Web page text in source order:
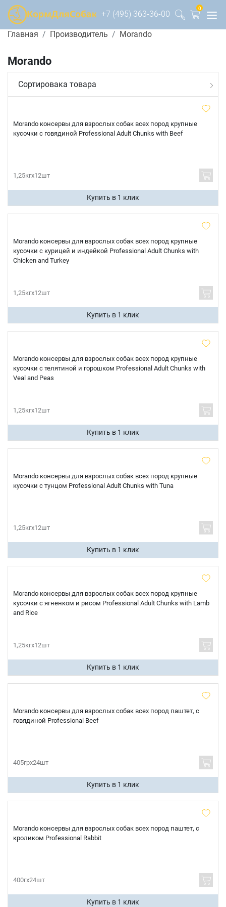
+7 (495) 363-36-00
0
Главная Производитель Morando
Morando
Сортировака товара
Morando консервы для взрослых собак всех пород крупные
кусочки с говядиной Professional Adult Chunks with Beef
1,25кгх12шт
Купить в 1 клик
Morando консервы для взрослых собак всех пород крупные
кусочки с курицей и индейкой Professional Adult Chunks with
Chicken and Turkey
1,25кгх12шт
Купить в 1 клик
Morando консервы для взрослых собак всех пород крупные
кусочки с телятиной и горошком Professional Adult Chunks with
Veal and Peas
1,25кгх12шт
Купить в 1 клик
Morando консервы для взрослых собак всех пород крупные
кусочки с тунцом Professional Adult Chunks with Tuna
1,25кгх12шт
Купить в 1 клик
Morando консервы для взрослых собак всех пород крупные
кусочки с ягненком и рисом Professional Adult Chunks with Lamb
and Rice
1,25кгх12шт
Купить в 1 клик
Morando консервы для взрослых собак всех пород паштет, с
говядиной Professional Beef
405грх24шт
Купить в 1 клик
Morando консервы для взрослых собак всех пород паштет, с
кроликом Professional Rabbit
400гх24шт
Купить в 1 клик